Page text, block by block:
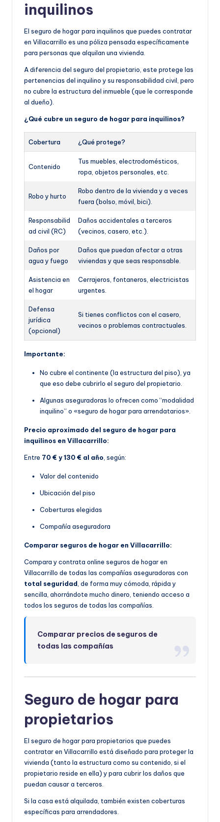
inquilinos
El seguro de hogar para inquilinos que puedes contratar
en Villacarrillo es una póliza pensada específicamente
para personas que alquilan una vivienda.
A diferencia del seguro del propietario, este protege las
pertenencias del inquilino y su responsabilidad civil, pero
no cubre la estructura del inmueble (que le corresponde
al dueño).
¿Qué cubre un seguro de hogar para inquilinos?
Cobertura ¿Qué protege?
Contenido
Tus muebles, electrodomésticos,
ropa, objetos personales, etc.
Robo y hurto
Robo dentro de la vivienda y a veces
fuera (bolso, móvil, bici).
Responsabilid
ad civil (RC)
Daños accidentales a terceros
(vecinos, casero, etc.).
Daños por
agua y fuego
Daños que puedan afectar a otras
viviendas y que seas responsable.
Asistencia en
el hogar
Cerrajeros, fontaneros, electricistas
urgentes.
Defensa
jurídica
(opcional)
Si tienes conflictos con el casero,
vecinos o problemas contractuales.
Importante:
No cubre el continente (la estructura del piso), ya
que eso debe cubrirlo el seguro del propietario.
Algunas aseguradoras lo ofrecen como “modalidad
inquilino” o «seguro de hogar para arrendatarios».
Precio aproximado del seguro de hogar para
inquilinos en Villacarrillo:
Entre 70 € y 130 € al año, según:
Valor del contenido
Ubicación del piso
Coberturas elegidas
Compañía aseguradora
Comparar seguros de hogar en Villacarrillo:
Compara y contrata online seguros de hogar en
Villacarrillo de todas las compañías aseguradoras con
total seguridad, de forma muy cómoda, rápida y
sencilla, ahorrándote mucho dinero, teniendo acceso a
todos los seguros de todas las compañías.
Comparar precios de seguros de
todas las compañías
Seguro de hogar para
propietarios
El seguro de hogar para propietarios que puedes
contratar en Villacarrillo está diseñado para proteger la
vivienda (tanto la estructura como su contenido, si el
propietario reside en ella) y para cubrir los daños que
puedan causar a terceros.
Si la casa está alquilada, también existen coberturas
específicas para arrendadores.